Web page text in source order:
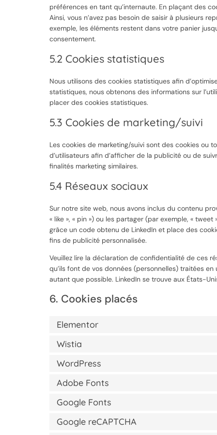
préférences en tant qu’internaute. En plaçant des
Ainsi, vous n’avez pas besoin de saisir à plusieurs
exemple, les éléments restent dans votre panier
consentement.
5.2 Cookies statistiques
Nous utilisons des cookies statistiques afin
statistiques, nous obtenons des informations sur
placer des cookies statistiques.
5.3 Cookies de marketing/suivi
Les cookies de marketing/suivi sont des cookies ou
d’utilisateurs afin d’afficher de la publicité ou de
finalités marketing similaires.
5.4 Réseaux sociaux
Sur notre site web, nous avons inclus du contenu
« like », « pin ») ou les partager (par exemple, «
grâce un code obtenu de LinkedIn et place des
fins de publicité personnalisée.
Veuillez lire la déclaration de confidentialité de ces
qu’ils font de vos données (personnelles) traitées
autant que possible. LinkedIn se trouve aux États-
6. Cookies placés
Elementor
Wistia
WordPress
Adobe Fonts
Google Fonts
Google reCAPTCHA